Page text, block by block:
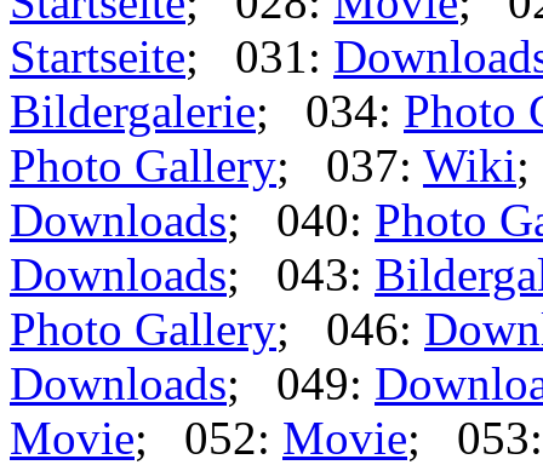
Startseite; 031:
Bildergalerie; 034: Photo
Photo Gallery; 037: Wiki
Downloads; 040: Photo
Downloads; 043:
Photo Gallery; 046:
Downloads; 049:
Movie; 052: Movie;